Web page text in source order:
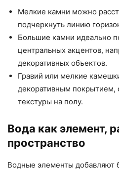
Мелкие камни можно
подчеркнуть линию
Большие камни идеально
центральных акцентов,
декоративных объектов.
Гравий или мелкие
декоративным покрытием,
текстуры на полу.
Вода как элемент,
пространство
Водные элементы добавляют